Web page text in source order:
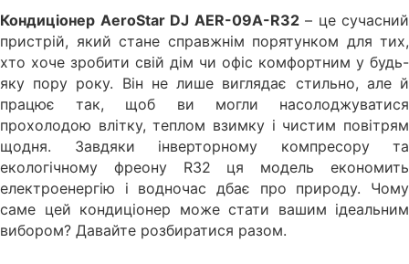
Кондиціонер AeroStar DJ AER-09A-R32– це сучасний
пристрій, який стане справжнім порятунком для тих,
хто хоче зробити свій дім чи офіс комфортним у будь-
яку пору року. Він не лише виглядає стильно, але й
працює так, щоб ви могли насолоджуватися
прохолодою влітку, теплом взимку і чистим повітрям
щодня. Завдяки інверторному компресору та
екологічному фреону R32 ця модель економить
електроенергію і водночас дбає про природу. Чому
саме цей кондиціонер може стати вашим ідеальним
вибором? Давайте розбиратися разом.